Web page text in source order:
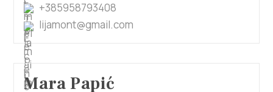
+385958793408
lijamont@gmail.com
Mara Papić